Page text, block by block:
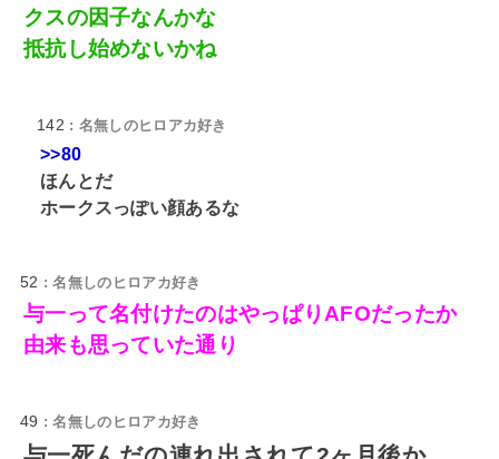
クスの因子なんかな
抵抗し始めないかね
142 : 名無しのヒロアカ好き
>>80
ほんとだ
ホークスっぽい顔あるな
52 : 名無しのヒロアカ好き
与一って名付けたのはやっぱりAFOだったか
由来も思っていた通り
49 : 名無しのヒロアカ好き